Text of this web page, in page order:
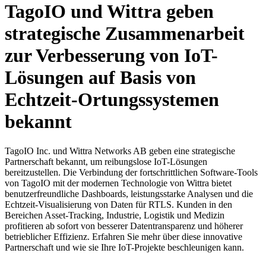
TagoIO und Wittra geben
strategische Zusammenarbeit
zur Verbesserung von IoT-
Lösungen auf Basis von
Echtzeit-Ortungssystemen
bekannt
TagoIO Inc. und Wittra Networks AB geben eine strategische
Partnerschaft bekannt, um reibungslose IoT-Lösungen
bereitzustellen. Die Verbindung der fortschrittlichen Software-Tools
von TagoIO mit der modernen Technologie von Wittra bietet
benutzerfreundliche Dashboards, leistungsstarke Analysen und die
Echtzeit-Visualisierung von Daten für RTLS. Kunden in den
Bereichen Asset-Tracking, Industrie, Logistik und Medizin
profitieren ab sofort von besserer Datentransparenz und höherer
betrieblicher Effizienz. Erfahren Sie mehr über diese innovative
Partnerschaft und wie sie Ihre IoT-Projekte beschleunigen kann.